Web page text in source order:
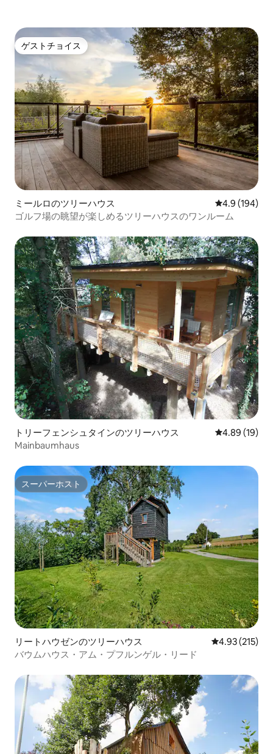
ゲストチョイス
ゲストチョイス
ミールロのツリーハウス レビュー194
4.9 (194)
ゴルフ場の眺望が楽しめるツリーハウスのワンルーム
トリーフェンシュタインのツリーハウス レビュー19
4.89 (19)
Mainbaumhaus
スーパーホスト
スーパーホスト
リートハウゼンのツリーハウス レビュー215
4.93 (215)
バウムハウス・アム・プフルンゲル・リード